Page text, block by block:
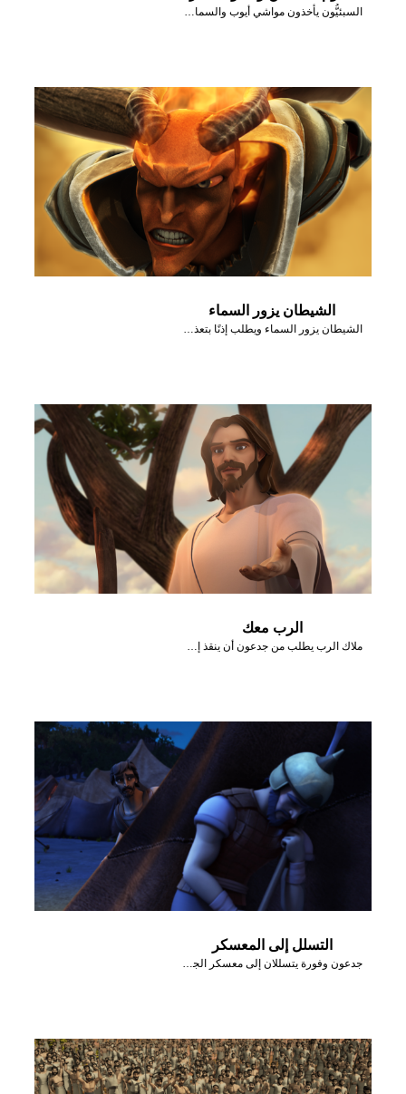
السبئيُّون يأخذون مواشي أيوب والسماء تمطر نارًا.
الشيطان يزور السماء
الشيطان يزور السماء ويطلب إذنًا بتعذيب أيُّوب.
الرب معك
ملاك الرب يطلب من جدعون أن ينقذ إسرائيل من المديانيين.
التسلل إلى المعسكر
جدعون وفورة يتسللان إلى معسكر الجيش المدياني.